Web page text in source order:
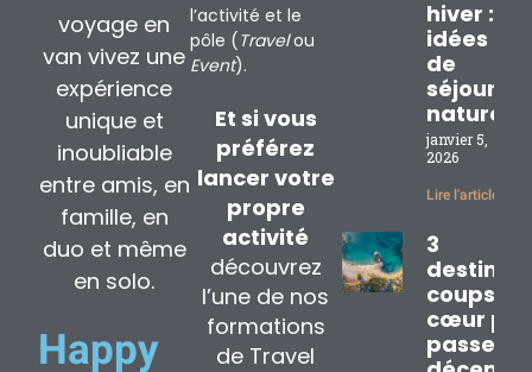
voyage en
van vivez une
expérience
unique et
inoubliable
entre amis, en
famille, en
duo et même
en solo.
Happy
l’activité et le
pôle (Travelou
Event).
Et si vous
préférez
lancer votre
propre
activité
découvrez
l’une de nos
formations
de Travel
hiver : 3
idées
de
séjours
nature
janvier 5,
2026
Lire l'article »
3
coups de
cœur
passer